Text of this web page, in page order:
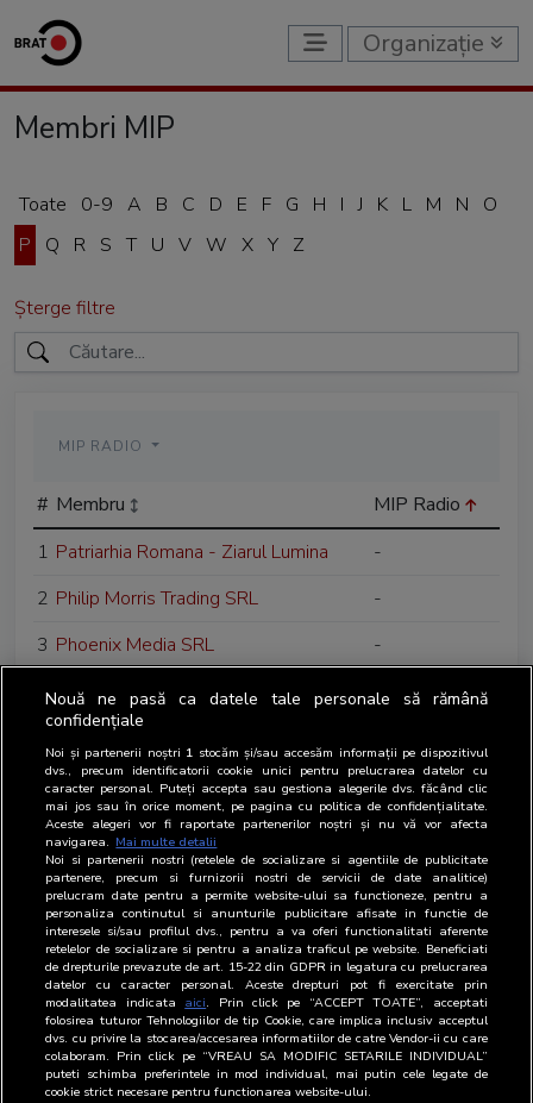
Organizație
Membri MIP
Toate 0-9 A B C D E F G H I J K L M N
O
P
Q R S T U V W X Y Z
Șterge filtre
MIP RADIO
# Membru
MIP Radio
1 Patriarhia Romana - Ziarul Lumina
-
2 Philip Morris Trading SRL
-
3 Phoenix Media SRL
-
4 Press Media Electronic SRL
-
Pro TV SRL
6 Propaganda Creative Services SRL
-
7 Publicis Groupe Media Bucharest SA Agentie media
Nouă ne pasă ca datele tale personale să rămână
confidențiale
Noi și partenerii noștri 1 stocăm și/sau accesăm informații pe dispozitivul
dvs., precum identificatorii cookie unici pentru prelucrarea datelor cu
caracter personal. Puteți accepta sau gestiona alegerile dvs. făcând clic
mai jos sau în orice moment, pe pagina cu politica de confidențialitate.
Aceste alegeri vor fi raportate partenerilor noștri și nu vă vor afecta
navigarea. Mai multe detalii
Noi si partenerii nostri (retelele de socializare si agentiile de publicitate
partenere, precum si furnizorii nostri de servicii de date analitice)
prelucram date pentru a permite website-ului sa functioneze, pentru a
personaliza continutul si anunturile publicitare afisate in functie de
interesele si/sau profilul dvs., pentru a va oferi functionalitati aferente
retelelor de socializare si pentru a analiza traficul pe website. Beneficiati
de drepturile prevazute de art. 15-22 din GDPR in legatura cu prelucrarea
datelor cu caracter personal. Aceste drepturi pot fi exercitate prin
modalitatea indicata aici. Prin click pe “ACCEPT TOATE”, acceptati
folosirea tuturor Tehnologiilor de tip Cookie, care implica inclusiv acceptul
dvs. cu privire la stocarea/accesarea informatiilor de catre Vendor-ii cu care
colaboram. Prin click pe “VREAU SA MODIFIC SETARILE INDIVIDUAL”
puteti schimba preferintele in mod individual, mai putin cele legate de
cookie strict necesare pentru functionarea website-ului.